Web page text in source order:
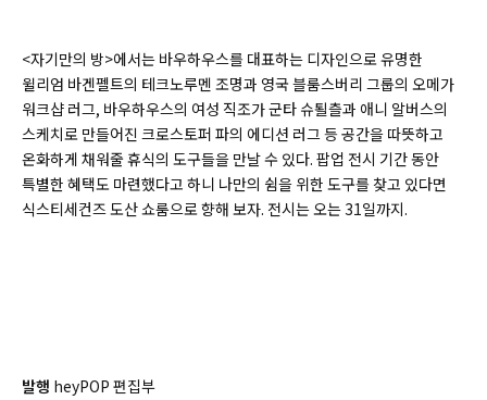
<자기만의 방>에서는 바우하우스를 대표하는 디자인으로 유명한
윌리엄 바겐펠트의 테크노루멘 조명과 영국 블룸스버리 그룹의 오메가
워크샵 러그, 바우하우스의 여성 직조가 군타 슈퇼츨과 애니 알버스의
스케치로 만들어진 크로스토퍼 파의 에디션 러그 등 공간을 따뜻하고
온화하게 채워줄 휴식의 도구들을 만날 수 있다. 팝업 전시 기간 동안
특별한 혜택도 마련했다고 하니 나만의 쉼을 위한 도구를 찾고 있다면
식스티세컨즈 도산 쇼룸으로 향해 보자. 전시는 오는 31일까지.
발행 heyPOP 편집부